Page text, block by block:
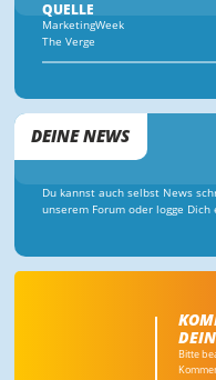
QUELLE
MarketingWeek
The Verge
DEINE NEWS
Du kannst auch selbst News
unserem Forum oder logge Dich
Bitte